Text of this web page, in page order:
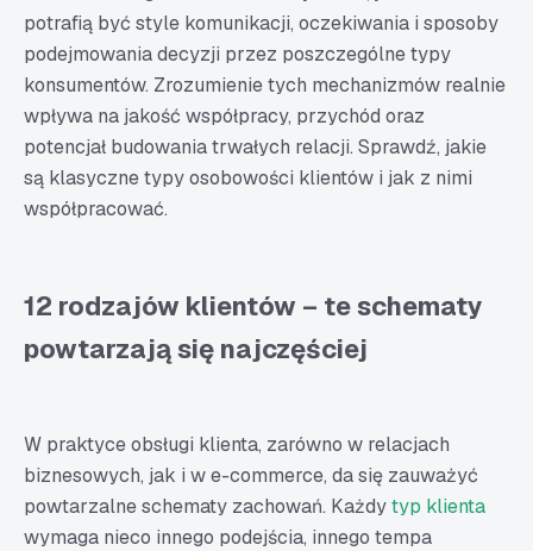
7. Klient negujący
8. Klient wszechwiedzący
9. Klient problemowy
10. Klient-manipulant
11. Rodzaje klientów – klient toksyczny
Sangwinik
Melancholik
Poszczególne typy klientów w modelu oceny zachowań
DISC
D – Dominant – klient dominujący
I – Influencing – klient przekonujący, wywierający
potrafią być style komunikacji, oczekiwania i sposoby
podejmowania decyzji przez poszczególne typy
konsumentów. Zrozumienie tych mechanizmów realnie
wpływa na jakość współpracy, przychód oraz
potencjał budowania trwałych relacji. Sprawdź, jakie
są klasyczne typy osobowości klientów i jak z nimi
współpracować.
12 rodzajów klientów – te schematy
powtarzają się najczęściej
W praktyce obsługi klienta, zarówno w relacjach
biznesowych, jak i w e-commerce, da się zauważyć
powtarzalne schematy zachowań. Każdytyp klienta
wymaga nieco innego podejścia, innego tempa